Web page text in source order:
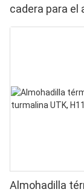
cadera para el
Almohadilla